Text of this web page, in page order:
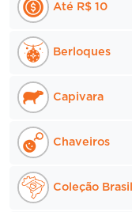
Até R$ 10
Berloques
Capivara
Chaveiros
Coleção Brasil